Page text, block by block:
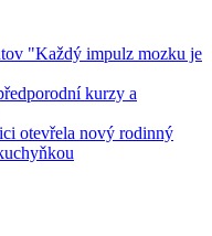
"Každý impulz mozku je
kurzy a
otevřela nový rodinný